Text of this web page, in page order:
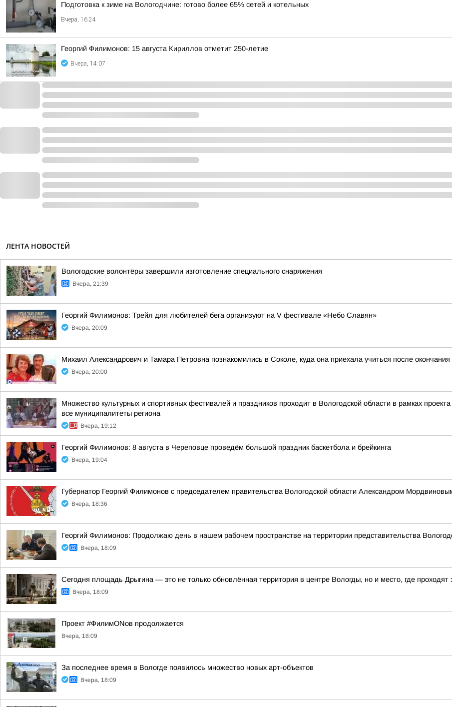
Подготовка к зиме на Вологодчине: готово более 65% сетей и котельных
Вчера, 16:24
Георгий Филимонов: 15 августа Кириллов отметит 250-летие
Вчера, 14:07
ЛЕНТА НОВОСТЕЙ
Вологодские волонтёры завершили изготовление специального снаряжения
Вчера, 21:39
Георгий Филимонов: Трейл для любителей бега организуют на V фестивале «Небо Славян»
Вчера, 20:09
Михаил Александрович и Тамара Петровна познакомились в Соколе, куда она приехала учиться после
Вчера, 20:00
Множество культурных и спортивных фестивалей и праздников проходит в Вологодской области в рамках
все муниципалитеты региона
Вчера, 19:12
Георгий Филимонов: 8 августа в Череповце проведём большой праздник баскетбола и брейкинга
Вчера, 19:04
Губернатор Георгий Филимонов с председателем правительства Вологодской области Александром
Вчера, 18:36
Георгий Филимонов: Продолжаю день в нашем рабочем пространстве на территории представительства
Вчера, 18:09
Сегодня площадь Дрыгина — это не только обновлённая территория в центре Вологды, но и место, где
Вчера, 18:09
Проект #ФилимONов продолжается
Вчера, 18:09
За последнее время в Вологде появилось множество новых арт-объектов
Вчера, 18:09